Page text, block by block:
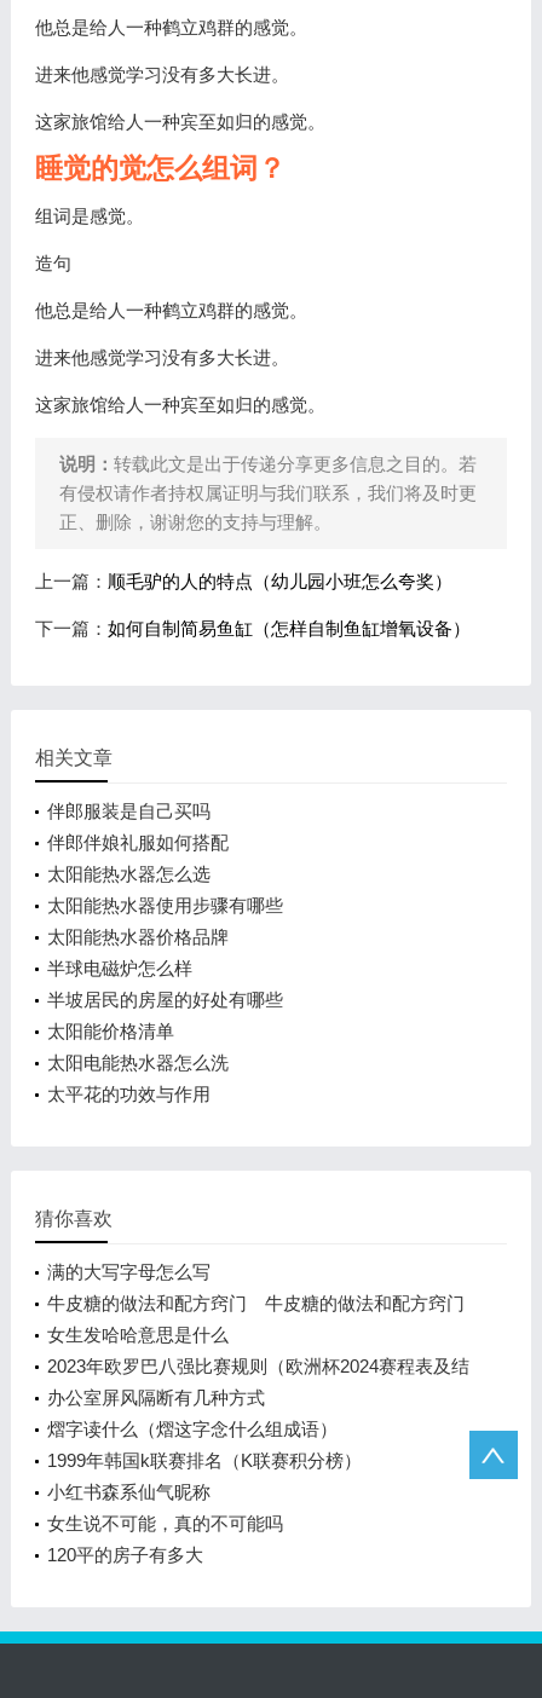
他总是给人一种鹤立鸡群的感觉。
进来他感觉学习没有多大长进。
这家旅馆给人一种宾至如归的感觉。
睡觉的觉怎么组词？
组词是感觉。
造句
他总是给人一种鹤立鸡群的感觉。
进来他感觉学习没有多大长进。
这家旅馆给人一种宾至如归的感觉。
说明： 转载此文是出于传递分享更多信息之目的。若
有侵权请作者持权属证明与我们联系，我们将及时更
正、删除，谢谢您的支持与理解。
上一篇： 顺毛驴的人的特点（幼儿园小班怎么夸奖）
下一篇： 如何自制简易鱼缸（怎样自制鱼缸增氧设备）
相关文章
伴郎服装是自己买吗
伴郎伴娘礼服如何搭配
太阳能热水器怎么选
太阳能热水器使用步骤有哪些
太阳能热水器价格品牌
半球电磁炉怎么样
半坡居民的房屋的好处有哪些
太阳能价格清单
太阳电能热水器怎么洗
太平花的功效与作用
猜你喜欢
满的大写字母怎么写
牛皮糖的做法和配方窍门 牛皮糖的做法和配方窍门
女生发哈哈意思是什么
2023年欧罗巴八强比赛规则（欧洲杯2024赛程表及结
果）
办公室屏风隔断有几种方式
熠字读什么（熠这字念什么组成语）
1999年韩国k联赛排名（K联赛积分榜）
小红书森系仙气昵称
女生说不可能，真的不可能吗
120平的房子有多大